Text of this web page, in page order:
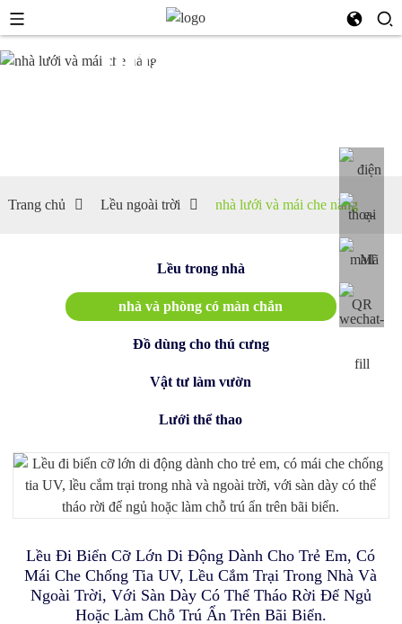
nhà lưới
Trang chủ Lều ngoài trời nhà lưới và mái che nắng
Lều trong nhà
nhà và phòng có màn chắn
Đồ dùng cho thú cưng
Vật tư làm vườn
Lưới thể thao
Gọn Cho Trẻ Mới Biết Đi, Nhà Chơi Cho Trẻ Em.
Lều Đi Biển Cỡ Lớn Di Động Dành Cho Trẻ Em, Có
Mái Che Chống Tia UV, Lều Cắm Trại Trong Nhà Và
Ngoài Trời, Với Sàn Dày Có Thể Tháo Rời Để Ngủ
Hoặc Làm Chỗ Trú Ẩn Trên Bãi Biển.
Chuồng Chơi Và Lều Cho Mèo Gấp Gọn 4 Trong 1 Với
Đường Hầm, Võng, Đế Chống Thấm Nước – Chuồng Thú
Cưng Di Động Dùng Trong Nhà Và Ngoài Trời
Vườn Trồng Cây Trên Cao Bằng Kim Loại PORAYHUT
Có Lưới Bảo Vệ Cây Trồng, Hộp Trồng Cây Ngoài Trời
Cho Rau, Thảo Mộc Và Hoa.
Bóng Tập Yoga, Bóng Tập Thể Dục Chống Trượt, Ghế
Tập Thăng Bằng, Bóng Tập Thể Dục Lớn 25 Inch Chịu
Lực Cao Dùng Cho Tập Luyện Thể Dục, Giữ Thăng
Bằng Và Cơ Bụng, Kèm Vỏ Bọc, Dễ Vệ Sinh.